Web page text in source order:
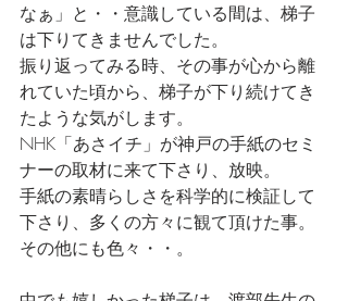
なぁ」と・・意識している間は、梯子
は下りてきませんでした。
振り返ってみる時、その事が心から離
れていた頃から、梯子が下り続けてき
たような気がします。
NHK「あさイチ」が神戸の手紙のセミ
ナーの取材に来て下さり、放映。
手紙の素晴らしさを科学的に検証して
下さり、多くの方々に観て頂けた事。
その他にも色々・・。